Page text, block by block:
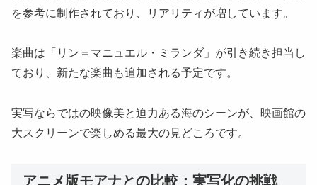
を参考に制作されており、リアリティが増しています。
楽曲は「リン＝マニュエル・ミランダ」が引き続き担当し
ており、新たな楽曲も追加される予定です。
実写ならではの映像美と迫力ある海のシーンが、映画館の
大スクリーンで楽しめる最大の見どころです。
アニメ版モアナとの比較：実写化の挑戦